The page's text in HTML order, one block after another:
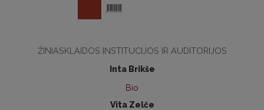
ŽINIASKLAIDOS INSTITUCIJOS IR AUDITORIJOS
Inta Brikše
Bio
Vita Zelče